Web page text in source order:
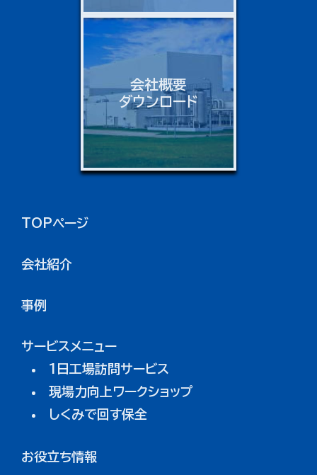
会社概要
ダウンロード
TOPページ
会社紹介
事例
サービスメニュー
1日工場訪問サービス
現場力向上ワークショップ
しくみで回す保全
お役立ち情報